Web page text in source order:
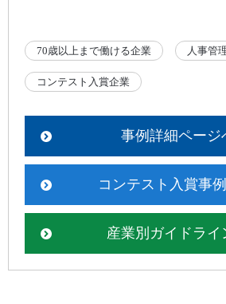
70歳以上まで働ける企業 人事管
コンテスト入賞企業
事例詳細ページ
コンテスト入賞事
産業別ガイドライ